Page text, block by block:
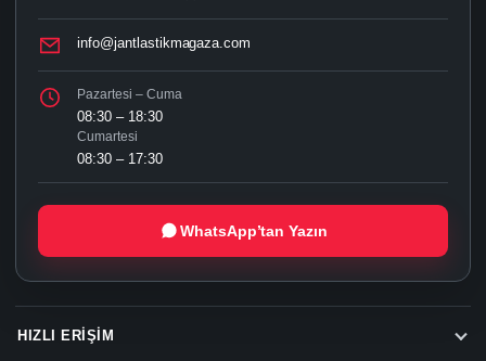
HIZLI ERIŞIM
info@jantlastikmagaza.com
Pazartesi – Cuma
08:30 – 18:30
Cumartesi
08:30 – 17:30
WhatsApp’tan Yazın